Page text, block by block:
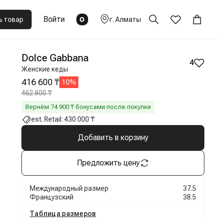
товар Войти 0 г. Алматы
Dolce Gabbana
Женские кеды
4
416 600 ₸ 10%
462 800 ₸
Вернём 74 900 ₸ бонусами после покупки
est. Retail: 430 000 ₸
Добавить в корзину
Предложить цену
Международный размер
37.5
Французский
38.5
Таблица размеров